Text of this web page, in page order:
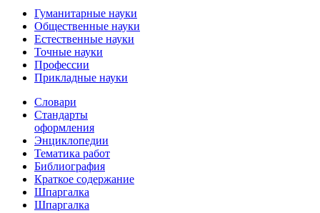
Гуманитарные науки
Общественные науки
Естественные науки
Точные науки
Профессии
Прикладные науки
Словари
Стандарты
оформления
Энциклопедии
Тематика работ
Библиография
Краткое содержание
Шпаргалка
Шпаргалка